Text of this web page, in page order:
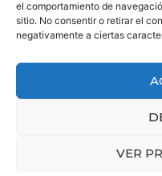
el comportamiento de
sitio. No consentir o retirar el
negativamente a ciertas
VER